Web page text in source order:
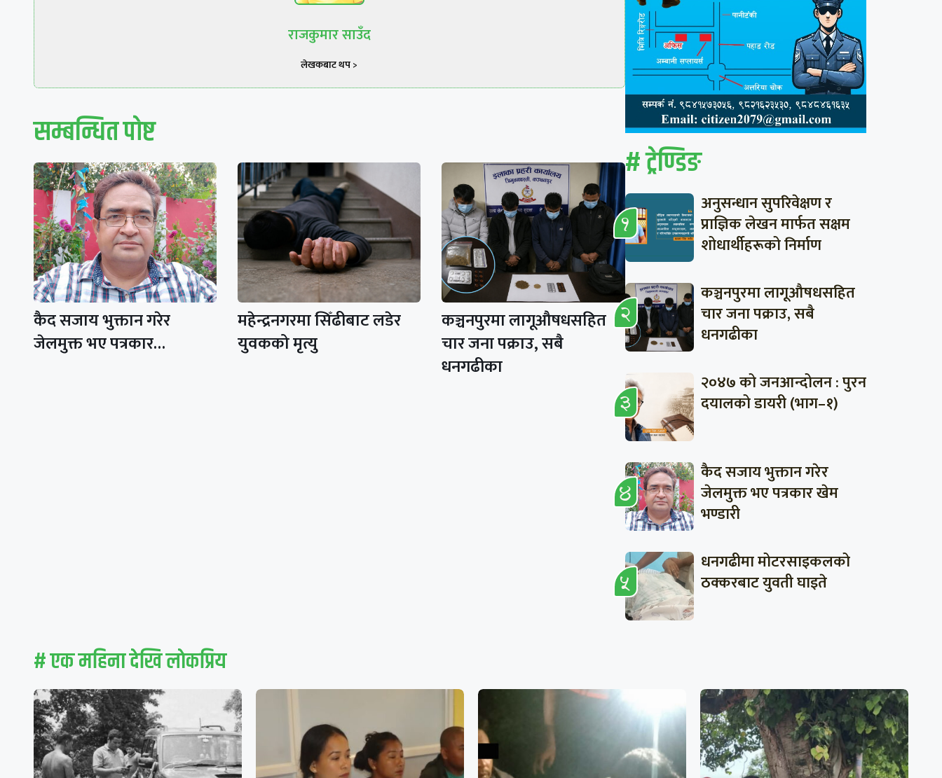
राजकुमार साउँद
लेखकबाट थप >
सम्बन्धित पाेष्ट
कैद सजाय भुक्तान गरेर
जेलमुक्त भए पत्रकार…
महेन्द्रनगरमा सिँढीबाट लडेर
युवकको मृत्यु
कञ्चनपुरमा लागूऔषधसहित
चार जना पक्राउ, सबै
धनगढीका
# ट्रेण्डिङ
अनुसन्धान सुपरिवेक्षण र
प्राज्ञिक लेखन मार्फत सक्षम
शोधार्थीहरूको निर्माण
कञ्चनपुरमा लागूऔषधसहित
चार जना पक्राउ, सबै
धनगढीका
२०४७ को जनआन्दोलन : पुरन
दयालको डायरी (भाग–१)
कैद सजाय भुक्तान गरेर
जेलमुक्त भए पत्रकार खेम
भण्डारी
धनगढीमा मोटरसाइकलको
ठक्करबाट युवती घाइते
# एक महिना देखि लाेकप्रिय